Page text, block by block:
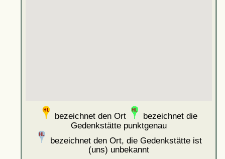
bezeichnet den Ort
bezeichnet die
Gedenkstätte punktgenau
bezeichnet den Ort, die Gedenkstätte ist
(uns) unbekannt